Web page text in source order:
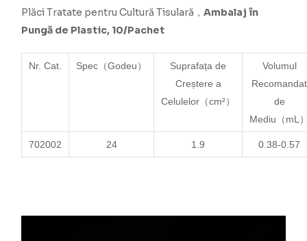
Plăci Tratate pentru Cultură Tisulară，Ambalaj în
Pungă de Plastic, 10/Pachet
Nr. Cat. Spec（Godeu）
Suprafața de
Creștere a
Celulelor （cm²）
Volumul
Recomandat
de
Mediu（mL
702002 24 1.9 0.38-0.57